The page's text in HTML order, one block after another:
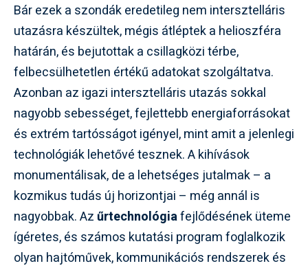
Bár ezek a szondák eredetileg nem intersztelláris
utazásra készültek, mégis átléptek a helioszféra
határán, és bejutottak a csillagközi térbe,
felbecsülhetetlen értékű adatokat szolgáltatva.
Azonban az igazi intersztelláris utazás sokkal
nagyobb sebességet, fejlettebb energiaforrásokat
és extrém tartósságot igényel, mint amit a jelenlegi
technológiák lehetővé tesznek. A kihívások
monumentálisak, de a lehetséges jutalmak – a
kozmikus tudás új horizontjai – még annál is
nagyobbak. Az űrtechnológiafejlődésének üteme
ígéretes, és számos kutatási program foglalkozik
olyan hajtóművek, kommunikációs rendszerek és